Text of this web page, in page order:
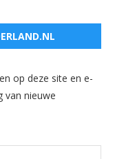
op deze site en e-
van nieuwe